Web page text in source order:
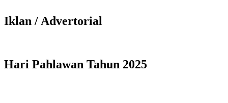
Iklan / Advertorial
Hari Pahlawan Tahun 2025